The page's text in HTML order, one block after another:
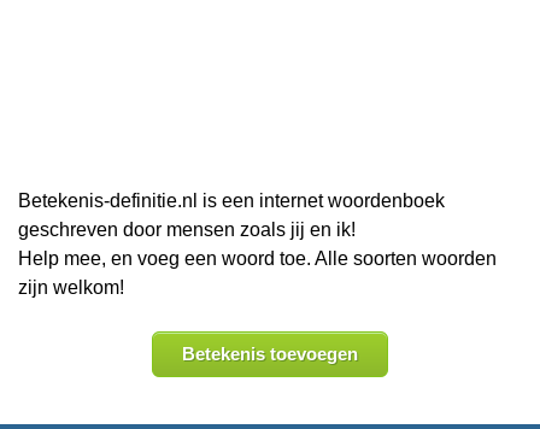
Betekenis-definitie.nl is een internet woordenboek
geschreven door mensen zoals jij en ik!
Help mee, en voeg een woord toe. Alle soorten woorden
zijn welkom!
Betekenis toevoegen